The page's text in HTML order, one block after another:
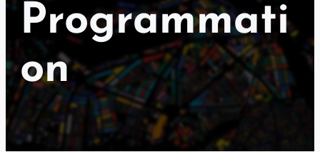
Programmati
on